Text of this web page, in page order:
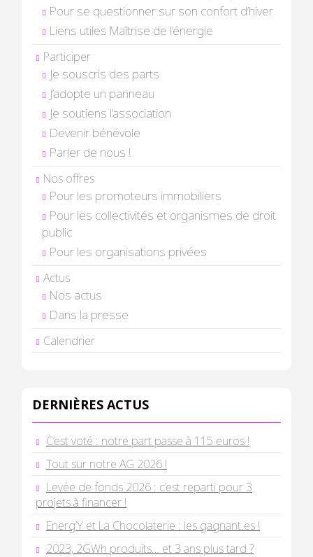
Pour se questionner sur son confort d’hiver
Liens utiles Maîtrise de l’énergie
Participer
Je souscris des parts
J’adopte un panneau
Je soutiens l’association
Devenir bénévole
Parler de nous !
Nos offres
Pour les promoteurs immobiliers
Pour les collectivités et organismes de droit
public
Pour les organisations privées
Actus
Nos actus
Dans la presse
Calendrier
DERNIÈRES ACTUS
C’est voté : notre part passe à 115 euros !
Tout sur notre AG 2026 !
Levée de fonds 2026 : c’est reparti pour 3
projets à financer !
Energ’Y et La Chocolaterie : les gagnant.es !
2023, 2GWh produits… et 3 ans plus tard ?